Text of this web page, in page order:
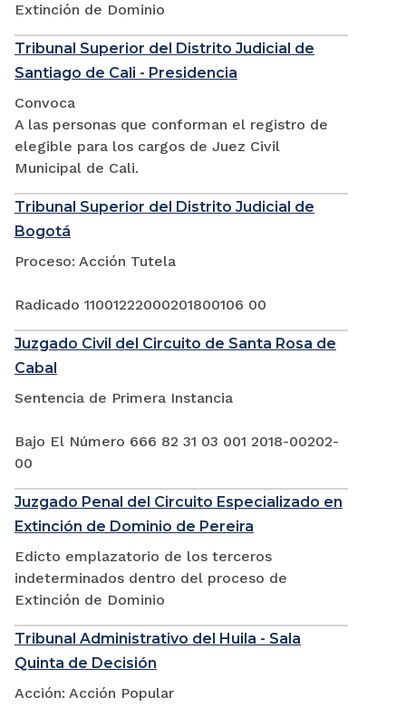
Extinción de Dominio
Tribunal Superior del Distrito Judicial de
Santiago de Cali - Presidencia
Convoca
A las personas que conforman el registro de
elegible para los cargos de Juez Civil
Municipal de Cali.
Tribunal Superior del Distrito Judicial de
Bogotá
Proceso: Acción Tutela
Radicado 11001222000201800106 00
Juzgado Civil del Circuito de Santa Rosa de
Cabal
Sentencia de Primera Instancia
Bajo El Número 666 82 31 03 001 2018-00202-
00
Juzgado Penal del Circuito Especializado en
Extinción de Dominio de Pereira
Edicto emplazatorio de los terceros
indeterminados dentro del proceso de
Extinción de Dominio
Tribunal Administrativo del Huila - Sala
Quinta de Decisión
Acción: Acción Popular